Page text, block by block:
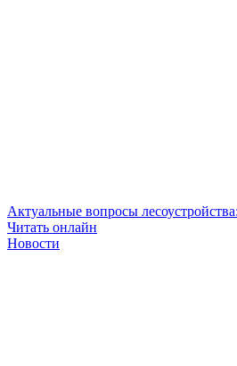
Актуальные вопросы
Читать онлайн
Новости